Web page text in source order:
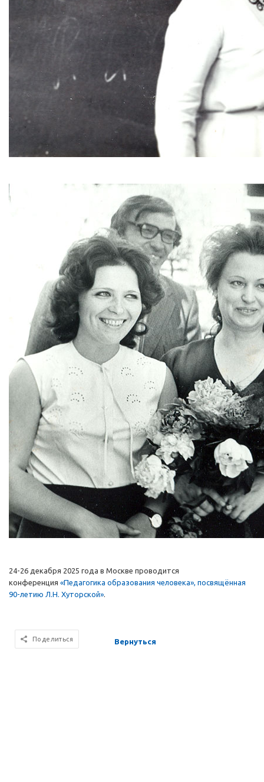
24-26 декабря 2025 года в Москве проводится
конференция «Педагогика образования человека», посвящённая
90-летию Л.Н. Хуторской».
Поделиться Вернуться